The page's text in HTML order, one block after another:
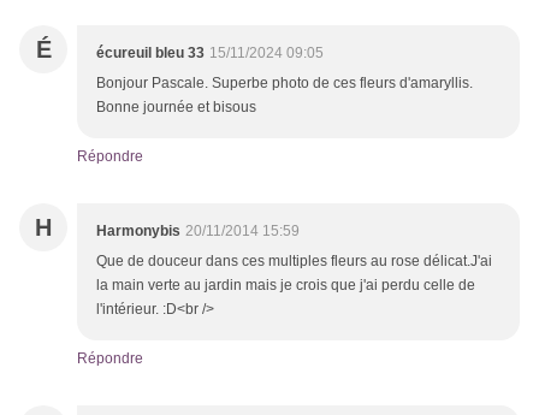
É écureuil bleu 33 15/11/2024 09:05
Bonjour Pascale. Superbe photo de ces fleurs d'amaryllis.
Bonne journée et bisous
Répondre
H Harmonybis 20/11/2014 15:59
Que de douceur dans ces multiples fleurs au rose délicat.J'ai
la main verte au jardin mais je crois que j'ai perdu celle de
l'intérieur. :D<br />
Répondre